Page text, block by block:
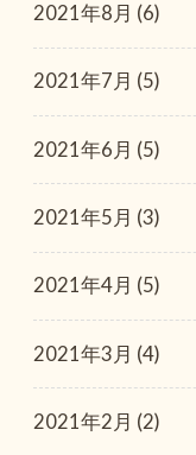
2021年8月 (6)
2021年7月 (5)
2021年6月 (5)
2021年5月 (3)
2021年4月 (5)
2021年3月 (4)
2021年2月 (2)